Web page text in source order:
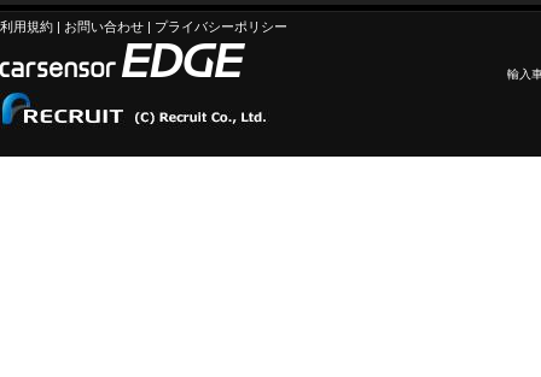
利用規約 | お問い合わせ | プライバシーポリシー
輸入